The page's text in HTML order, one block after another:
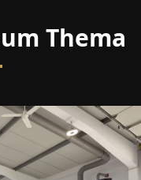
Thema